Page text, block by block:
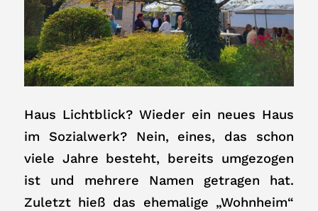
Haus Lichtblick? Wieder ein neues Haus
im Sozialwerk? Nein, eines, das schon
viele Jahre besteht, bereits umgezogen
ist und mehrere Namen getragen hat.
Zuletzt hieß das ehemalige „Wohnheim“